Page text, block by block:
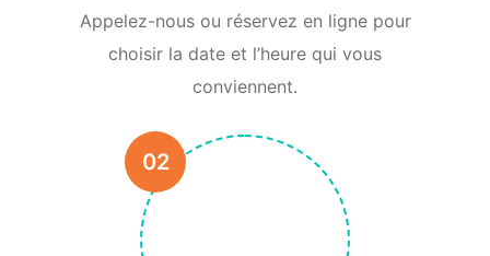
Appelez-nous ou réservez en ligne pour
choisir la date et l’heure qui vous
conviennent.
02